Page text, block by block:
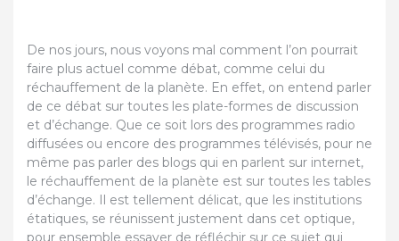
De nos jours, nous voyons mal comment l’on pourrait
faire plus actuel comme débat, comme celui du
réchauffement de la planète. En effet, on entend parler
de ce débat sur toutes les plate-formes de discussion
et d’échange. Que ce soit lors des programmes radio
diffusées ou encore des programmes télévisés, pour ne
même pas parler des blogs qui en parlent sur internet,
le réchauffement de la planète est sur toutes les tables
d’échange. Il est tellement délicat, que les institutions
étatiques, se réunissent justement dans cet optique,
pour ensemble essayer de réfléchir sur ce sujet qui